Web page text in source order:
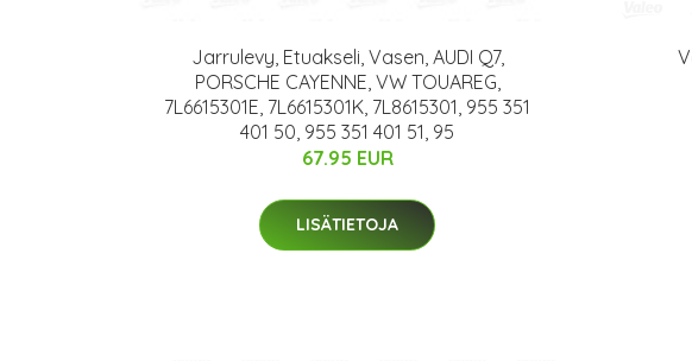
Jarrulevy, Etuakseli, Vasen, AUDI Q7,
PORSCHE CAYENNE, VW TOUAREG,
7L6615301E, 7L6615301K, 7L8615301, 955 351
401 50, 955 351 401 51, 95
67.95 EUR
LISÄTIETOJA